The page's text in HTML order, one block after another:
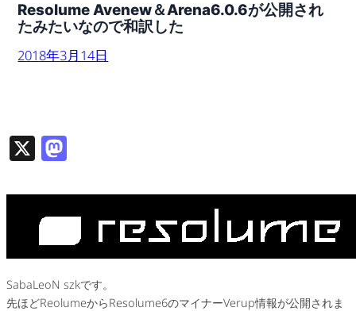
Resolume Avenew＆Arena6.0.6が公開され
たみたいなので和訳した
2018年3月14日
X
to
d
o
n
SabaLeoN szkです。
先ほどReolumeからResolume6のマイナーVerup情報が公開されま